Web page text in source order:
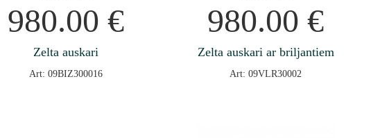
980.00€
Zelta auskari
Art: 09BIZ300016
980.00€
Zelta auskari ar briljantiem
Art: 09VLR30002